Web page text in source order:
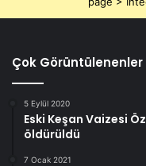
Çok Görüntülenenler
5 Eylül 2020
Eski Keşan Vaizesi
öldürüldü
7 Ocak 2021